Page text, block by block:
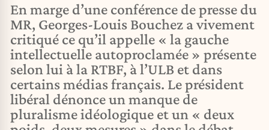
En marge d’une conférence de presse du
MR, Georges-Louis Bouchez a vivement
critiqué ce qu’il appelle « la gauche
intellectuelle autoproclamée » présente
selon lui à la RTBF, à l’ULB et dans
certains médias français. Le président
libéral dénonce un manque de
pluralisme idéologique et un « deux